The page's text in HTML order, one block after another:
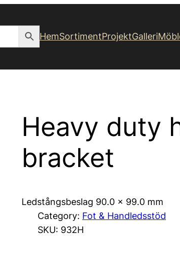
HemSortimentProjektGalleri
Heavy duty
bracket
Ledstångsbeslag 90.0 x 99.0 mm
Category: Fot & Handledsstöd
SKU: 932H